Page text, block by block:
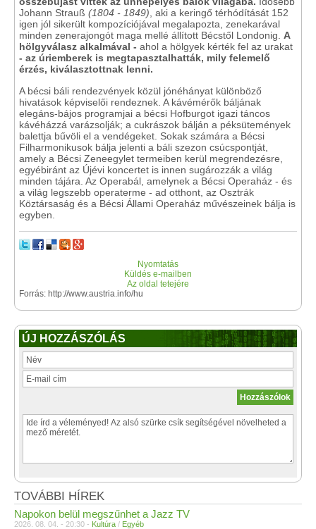
Johann Strauß (1804 - 1849) , aki a keringő térhódítását 152
igen jól sikerült kompozíciójával megalapozta, zenekarával
minden zenerajongót maga mellé állított Bécstől Londonig. A
hölgyválasz alkalmával - ahol a hölgyek kérték fel az urakat
- az úriemberek is megtapasztalhatták, mily felemelő
érzés, kiválasztottnak lenni.
A bécsi báli rendezvények közül jónéhányat különböző
hivatások képviselői rendeznek. A kávémérők báljának
elegáns-bájos programjai a bécsi Hofburgot igazi táncos
kávéházzá varázsolják; a cukrászok bálján a péksütemények
balettja bűvöli el a vendégeket. Sokak számára a Bécsi
Filharmonikusok bálja jelenti a báli szezon csúcspontját,
amely a Bécsi Zeneegylet termeiben kerül megrendezésre,
egyébiránt az Újévi koncertet is innen sugározzák a világ
minden tájára. Az Operabál, amelynek a Bécsi Operaház - és
a világ legszebb operaterme - ad otthont, az Osztrák
Köztársaság és a Bécsi Állami Operaház művészeinek bálja is
egyben.
Nyomtatás
Küldés e-mailben
Az oldal tetejére
Forrás: http://www.austria.info/hu
ÚJ HOZZÁSZÓLÁS
TOVÁBBI HÍREK
Napokon belül megszűnhet a Jazz TV
2026. 08. 04. - 20:30 - Kultúra / Egyéb